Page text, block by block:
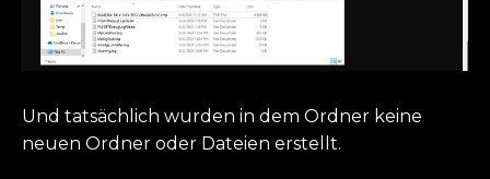
Und tatsächlich wurden in dem Ordner keine
neuen Ordner oder Dateien erstellt.